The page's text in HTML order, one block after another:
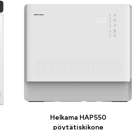
Helkama HAP550
pöytätiskikone